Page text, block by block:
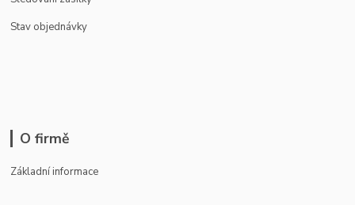
Stav objednávky
O firmě
Základní informace